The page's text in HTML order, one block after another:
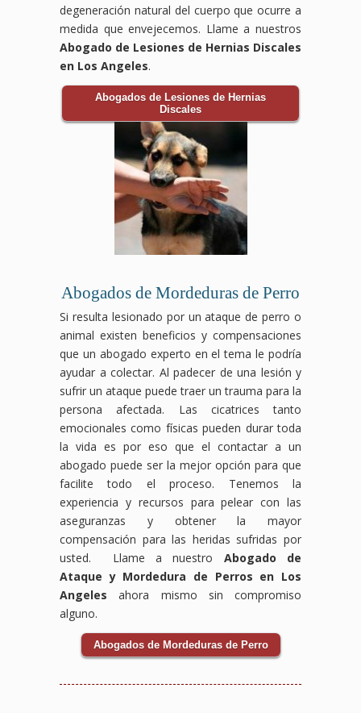
degeneración natural del cuerpo que ocurre a
medida que envejecemos. Llame a nuestros
Abogado de Lesiones de Hernias Discales
en Los Angeles.
Abogados de Lesiones de Hernias
Discales
Abogados de Mordeduras de Perro
Si resulta lesionado por un ataque de perro o
animal existen beneficios y compensaciones
que un abogado experto en el tema le podría
ayudar a colectar. Al padecer de una lesión y
sufrir un ataque puede traer un trauma para la
persona afectada. Las cicatrices tanto
emocionales como físicas pueden durar toda
la vida es por eso que el contactar a un
abogado puede ser la mejor opción para que
facilite todo el proceso. Tenemos la
experiencia y recursos para pelear con las
aseguranzas y obtener la mayor
compensación para las heridas sufridas por
usted. Llame a nuestro Abogado de
Ataque y Mordedura de Perros en Los
Angelesahora mismo sin compromiso
alguno.
Abogados de Mordeduras de Perro